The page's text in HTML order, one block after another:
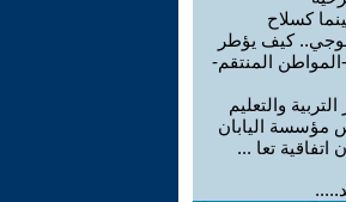
كسلاح
كيف يؤطر
المواطن المنتقم-
التربية والتعليم
مؤسسة اليابان
اتفاقية تعا ...